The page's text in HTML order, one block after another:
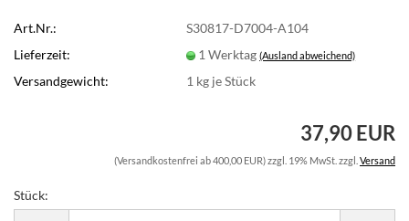
Art.Nr.:
S30817-D7004-A104
Lieferzeit:
1 Werktag(Ausland abweichend)
Versandgewicht: 1 kg je Stück
37,90 EUR
(Versandkostenfrei ab 400,00 EUR) zzgl. 19% MwSt. zzgl. Versand
Stück: